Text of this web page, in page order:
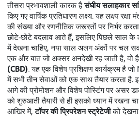
तीसरा प्रभावशाली कारक हैसंघीय सलाहकार
किए गए वार्षिक प्रतिधारण लक्ष्य. यह लक्ष्य
की संख्या और रणनीतिक जरूरतों पर निर्भर
छोटे‑छोटे बदलाव आते हैं, इसलिए पिछले साल के
में देखना चाहिए, नया साल अलग अंकों पर चल
एक और बात जो अक्सर अनदेखी रह जाती है, वो
(CBD). यह एक विशेष प्रशिक्षण कार्यक्रम है
में सभी तीन सेवाओं को एक साथ तैयार करता है.
आगे की प्रोमोशन और विशेष पोस्टिंग पर असर
को शुरुआती तैयारी से ही इसको ध्यान में रखना
आखिर में,टॉपर की प्रिपरेशन स्ट्रेटेजीको देखना